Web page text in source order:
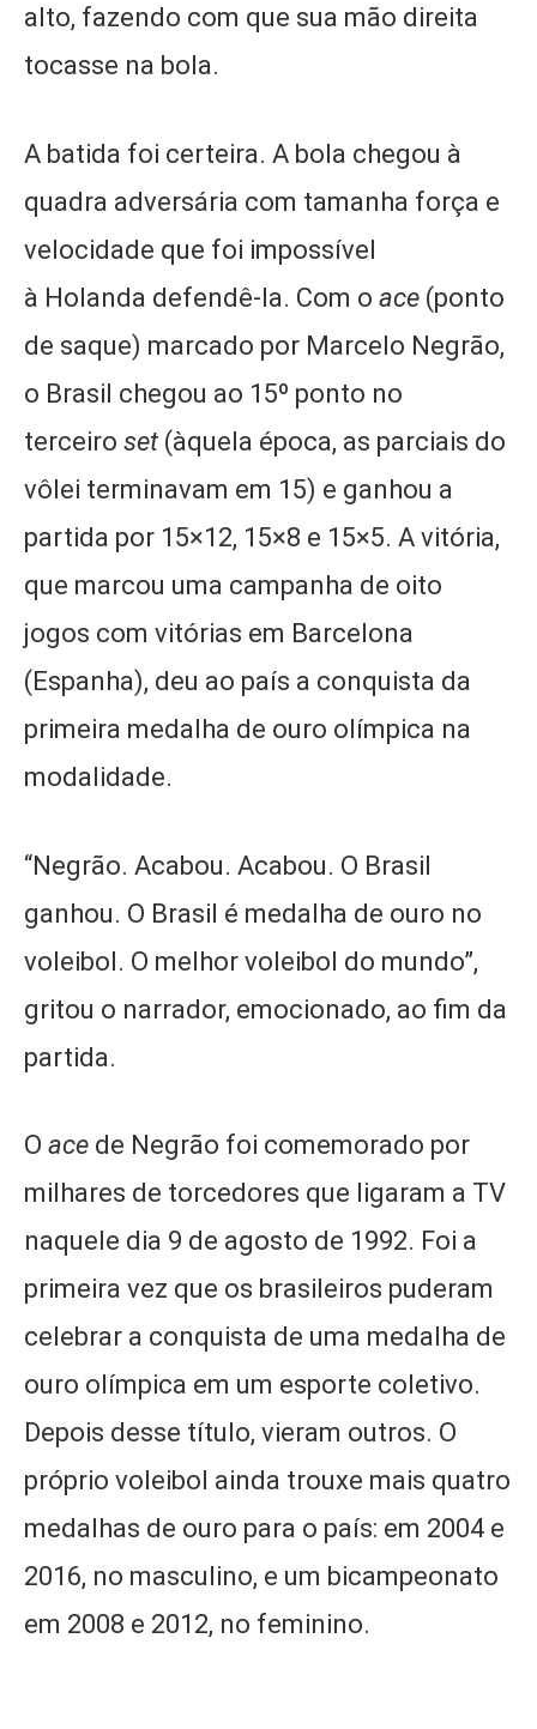
alto, fazendo com que sua mão direita
tocasse na bola.
A batida foi certeira. A bola chegou à
quadra adversária com tamanha força e
velocidade que foi impossível
à Holanda defendê-la. Com o ace (ponto
de saque) marcado por Marcelo Negrão,
o Brasil chegou ao 15º ponto no
terceiro set (àquela época, as parciais do
vôlei terminavam em 15) e ganhou a
partida por 15×12, 15×8 e 15×5. A vitória,
que marcou uma campanha de oito
jogos com vitórias em Barcelona
(Espanha), deu ao país a conquista da
primeira medalha de ouro olímpica na
modalidade.
“Negrão. Acabou. Acabou. O Brasil
ganhou. O Brasil é medalha de ouro no
voleibol. O melhor voleibol do mundo”,
gritou o narrador, emocionado, ao fim da
partida.
O ace de Negrão foi comemorado por
milhares de torcedores que ligaram a TV
naquele dia 9 de agosto de 1992. Foi a
primeira vez que os brasileiros puderam
celebrar a conquista de uma medalha de
ouro olímpica em um esporte coletivo.
Depois desse título, vieram outros. O
próprio voleibol ainda trouxe mais quatro
medalhas de ouro para o país: em 2004 e
2016, no masculino, e um bicampeonato
em 2008 e 2012, no feminino.